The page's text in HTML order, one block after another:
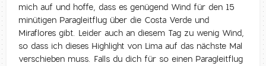
mich auf und hoffe, dass es genügend Wind für den 15
minütigen Paragleitflug über die Costa Verde und
Miraflores gibt. Leider auch an diesem Tag zu wenig Wind,
so dass ich dieses Highlight von Lima auf das nächste Mal
verschieben muss. Falls du dich für so einen Paragleitflug